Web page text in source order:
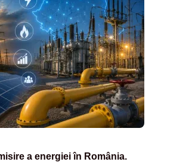
a energiei în România.